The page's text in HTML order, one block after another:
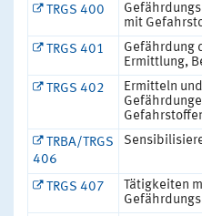
TRGS 400
mit
TRGS 401
Gefährdung
Ermittlung,
TRGS 402
Ermitteln
TRBA/TRGS
406
TRGS 407
Tätigkeiten